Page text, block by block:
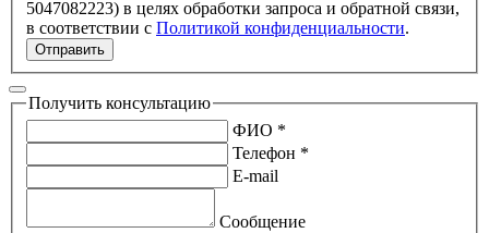
5047082223) в целях обработки запроса и обратной связи,
в соответствии с Политикой конфиденциальности.
Отправить
Получить консультацию
ФИО *
Телефон *
E-mail
Сообщение